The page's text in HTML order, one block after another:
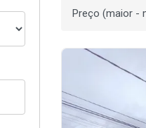
Ordenar por